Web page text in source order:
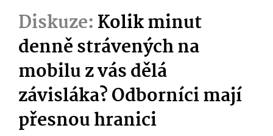
Diskuze:Kolik minut
denně strávených na
mobilu z vás dělá
závisláka? Odborníci mají
přesnou hranici